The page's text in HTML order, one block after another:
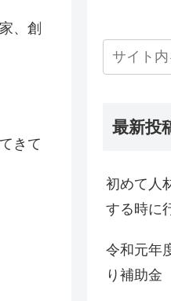
、創
きて
最新投
初めて人
する時に
令和元年
り補助金